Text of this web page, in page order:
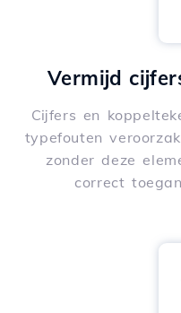
Vermijd
Cijfers en
typefouten
zonder deze
correct